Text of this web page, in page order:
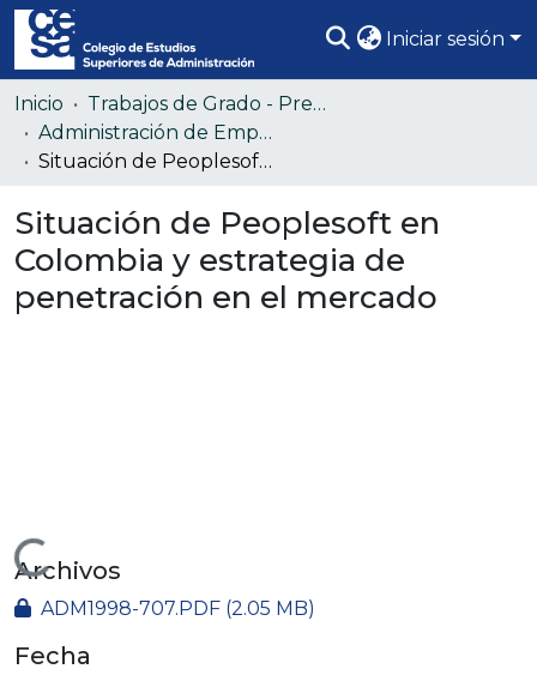
Iniciar sesión
Comunidades
Todo DSpace
Inicio
Trabajos de Grado - Pregrado
Administración de Empresas (Colección confidencial)
Situación de Peoplesoft en Colombia y estrategia de penetración en el mercado
Situación de Peoplesoft en
Colombia y estrategia de
penetración en el mercado
Cargando...
Archivos
ADM1998-707.PDF (2.05 MB)
Fecha